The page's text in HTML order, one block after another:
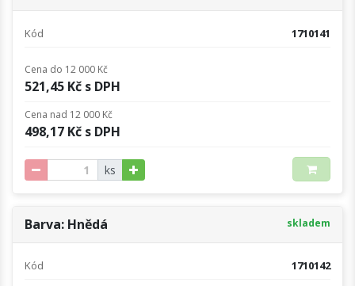
Kód 1710141
Cena do 12 000 Kč
521,45 Kč s DPH
Cena nad 12 000 Kč
498,17 Kč s DPH
ks
Barva: Hnědá skladem
Kód 1710142